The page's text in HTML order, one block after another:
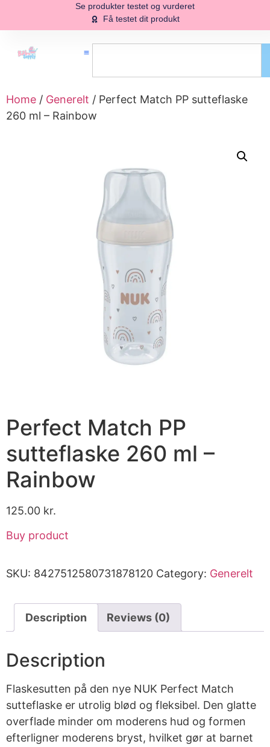
Se produkter testet og vurderet
Få testet dit produkt
Home / Generelt / Perfect Match PP sutteflaske
260 ml – Rainbow
Perfect Match PP
sutteflaske 260 ml –
Rainbow
125.00 kr.
Buy product
SKU: 8427512580731878120 Category: Generelt
Description Reviews (0)
Description
Flaskesutten på den nye NUK Perfect Match
sutteflaske er utrolig blød og fleksibel. Den glatte
overflade minder om moderens hud og formen
efterligner moderens bryst, hvilket gør at barnet